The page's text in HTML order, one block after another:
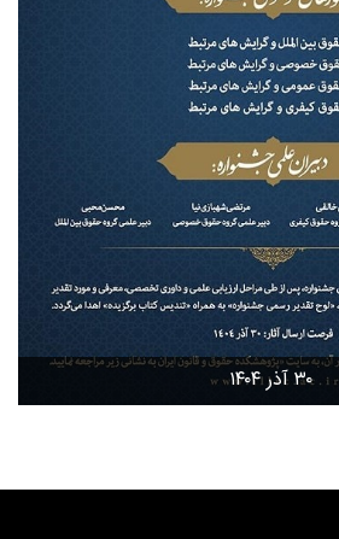
۳۰ آذر ۱۴۰۴